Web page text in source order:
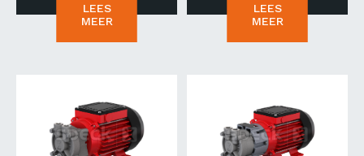
LEES
MEER
LEES
MEER